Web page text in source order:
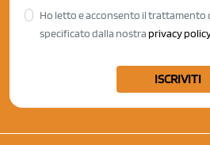
Ho letto e acconsento il trattamento
specificato dalla nostra privacy
ISCRIVITI